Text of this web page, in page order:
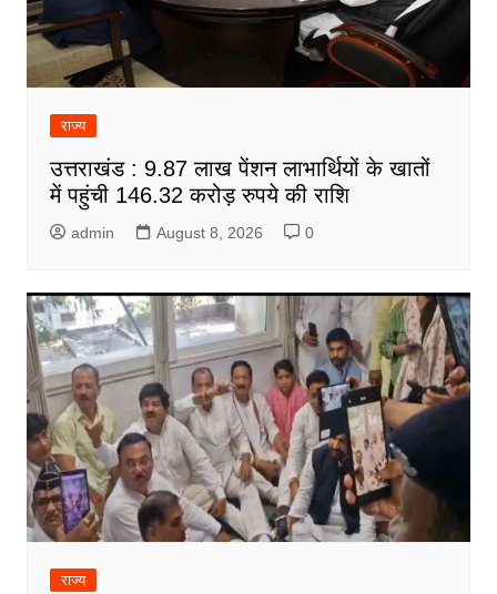
राज्य
उत्तराखंड : 9.87 लाख पेंशन लाभार्थियों के खातों
में पहुंची 146.32 करोड़ रुपये की राशि
admin August 8, 2026 0
राज्य